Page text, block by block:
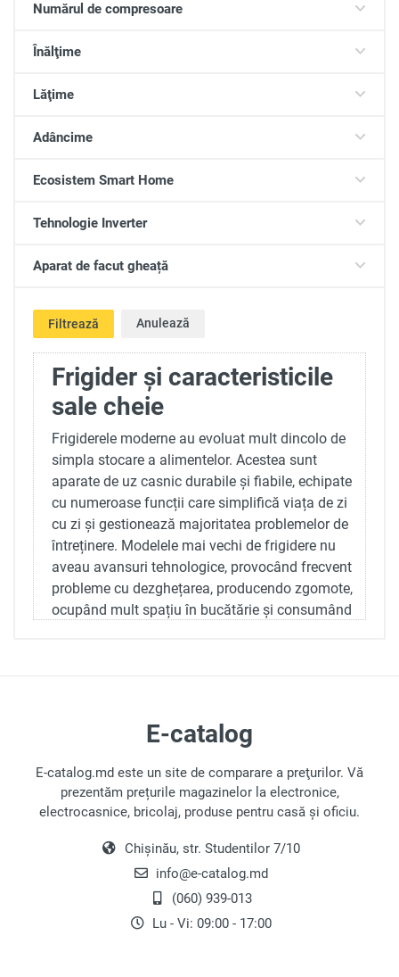
Numărul de compresoare
Înălţime
Lăţime
Adâncime
Ecosistem Smart Home
Tehnologie Inverter
Aparat de facut gheață
Filtrează Anulează
Frigider și caracteristicile
sale cheie
Frigiderele moderne au evoluat mult dincolo de
simpla stocare a alimentelor. Acestea sunt
aparate de uz casnic durabile și fiabile, echipate
cu numeroase funcții care simplifică viața de zi
cu zi și gestionează majoritatea problemelor de
întreținere. Modelele mai vechi de frigidere nu
aveau avansuri tehnologice, provocând frecvent
probleme cu dezghețarea, producendo zgomote,
ocupând mult spațiu în bucătărie și consumând
durabilitate și funcționalități suplimentare
Acoperire antibacteriană
Această caracteristică ajută la prevenirea
mirosurilor neplăcute și a creșterii bacteriilor,
asigurând curățenia în interiorul frigiderului.
Indicator de ușă deschisă
Un sistem de alarmă te anunță dacă ușa
E-catalog
E-catalog.md este un site de comparare a preţurilor. Vă
prezentăm prețurile magazinelor la electronice,
electrocasnice, bricolaj, produse pentru casă și oficiu.
Chișinău, str. Studentilor 7/10
info@e-catalog.md
(060) 939-013
Lu - Vi: 09:00 - 17:00